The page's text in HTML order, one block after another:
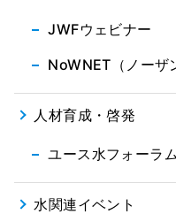
JWFウェビナー
NoWNET（ノーザ
人材育成・啓発
ユース水フォーラム
水関連イベント